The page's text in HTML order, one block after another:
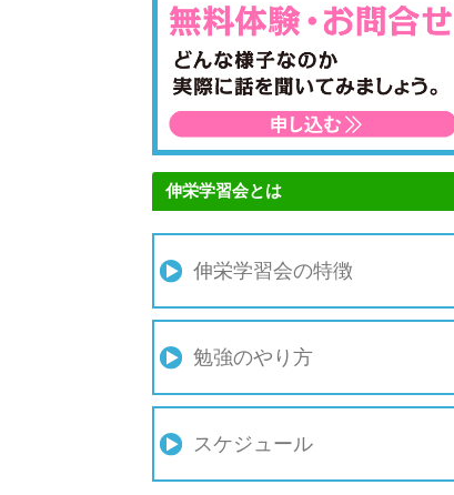
伸栄学習会とは
伸栄学習会の特徴
勉強のやり方
スケジュール